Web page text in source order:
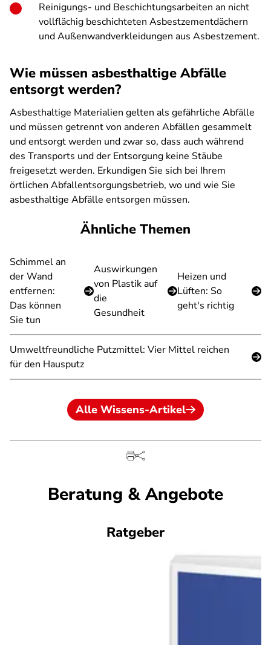
Reinigungs- und Beschichtungsarbeiten an nicht
vollflächig beschichteten Asbestzementdächern
und Außenwandverkleidungen aus Asbestzement.
Wie müssen asbesthaltige Abfälle
entsorgt werden?
Asbesthaltige Materialien gelten als gefährliche Abfälle
und müssen getrennt von anderen Abfällen gesammelt
und entsorgt werden und zwar so, dass auch während
des Transports und der Entsorgung keine Stäube
freigesetzt werden. Erkundigen Sie sich bei Ihrem
örtlichen Abfallentsorgungsbetrieb, wo und wie Sie
asbesthaltige Abfälle entsorgen müssen.
Ähnliche Themen
Schimmel an
der Wand
entfernen:
Das können
Sie tun
Auswirkungen
von Plastik auf
die
Gesundheit
Heizen und
Lüften: So
geht's richtig
Umweltfreundliche Putzmittel: Vier Mittel reichen
für den Hausputz
Alle Wissens-Artikel
Beratung & Angebote
Ratgeber